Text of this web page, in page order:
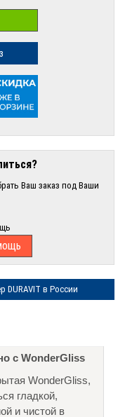
Ваш заказ под Ваши
DURAVIT в России
с WonderGliss
WonderGliss,
гладкой,
и чистой в